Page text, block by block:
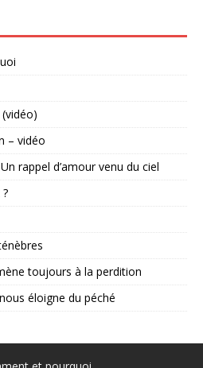
(vidéo)
– vidéo
rappel d’amour venu du ciel
toujours à la perdition
éloigne du péché